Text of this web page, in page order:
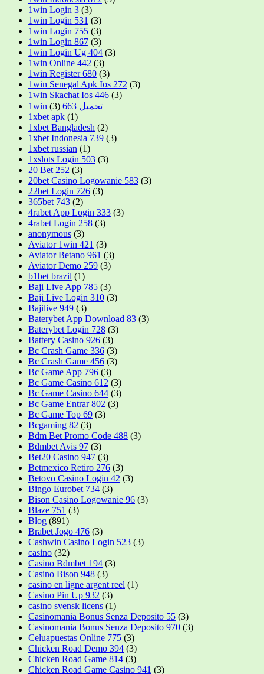
1win Login 3 (3)
1win Login 531 (3)
1win Login 755 (3)
1win Login 867 (3)
1win Login Ug 404 (3)
1win Online 442 (3)
1win Register 680 (3)
1win Senegal Apk Ios 272 (3)
1win Skachat Ios 446 (3)
1win تحميل 663
(3)
1xbet apk (1)
1xbet Bangladesh (2)
1xbet Indonesia 739 (3)
1xbet russian (1)
1xslots Login 503 (3)
20 Bet 252 (3)
20bet Casino Logowanie 583 (3)
22bet Login 726 (3)
365bet 743 (2)
4rabet App Login 333 (3)
4rabet Login 258 (3)
anonymous (3)
Aviator 1win 421 (3)
Aviator Betano 961 (3)
Aviator Demo 259 (3)
b1bet brazil (1)
Baji Live App 785 (3)
Baji Live Login 310 (3)
Bajilive 949 (3)
Baterybet App Download 83 (3)
Baterybet Login 728 (3)
Battery Casino 926 (3)
Bc Crash Game 336 (3)
Bc Crash Game 456 (3)
Bc Game App 796 (3)
Bc Game Casino 612 (3)
Bc Game Casino 644 (3)
Bc Game Entrar 802 (3)
Bc Game Top 69 (3)
Bcgaming 82 (3)
Bdm Bet Promo Code 488 (3)
Bdmbet Avis 97 (3)
Bet20 Casino 947 (3)
Betmexico Retiro 276 (3)
Betovo Casino Login 42 (3)
Bingo Eurobet 734 (3)
Bison Casino Logowanie 96 (3)
Blaze 751 (3)
Blog (891)
Brabet Jogo 476 (3)
Cashwin Casino Login 523 (3)
casino (32)
Casino Bdmbet 194 (3)
Casino Bison 948 (3)
casino en ligne argent reel (1)
Casino Pin Up 932 (3)
casino svensk licens (1)
Casinomania Bonus Senza Deposito 55 (3)
Casinomania Bonus Senza Deposito 970 (3)
Celuapuestas Online 775 (3)
Chicken Road Demo 394 (3)
Chicken Road Game 814 (3)
Chicken Road Game Casino 941 (3)